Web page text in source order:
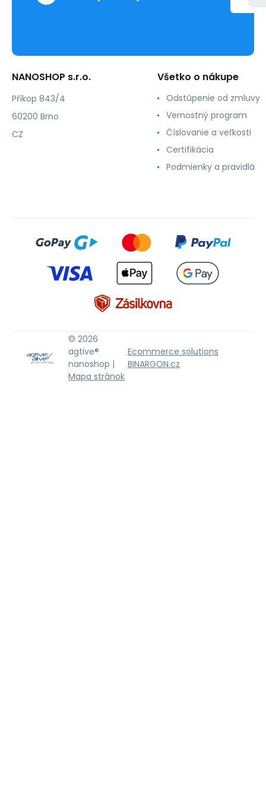
NANOSHOP s.r.o.
Příkop 843/4
60200 Brno
CZ
Všetko o nákupe
Odstúpenie od zmluvy
Vernostný program
Číslovanie a veľkosti
Certifikácia
Podmienky a pravidlá
© 2026
agtive®
nanoshop |
Mapa stránok
Ecommerce solutions
BINARGON.cz